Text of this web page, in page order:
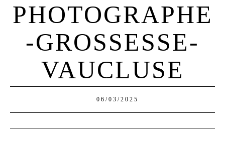
PHOTOGRAPHE
-GROSSESSE-
VAUCLUSE
06/03/2025